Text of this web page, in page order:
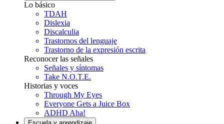
Lo básico
TDAH
Dislexia
Discalculia
Trastornos del lenguaje
Trastorno de la expresión escrita
Reconocer las señales
Señales y síntomas
Take N.O.T.E.
Historias y voces
Through My Eyes
Everyone Gets a Juice Box
ADHD Aha!